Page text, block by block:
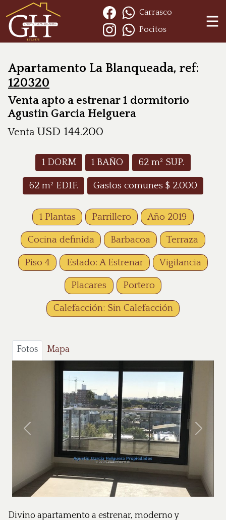
Carrasco
Pocitos
Apartamento La Blanqueada, ref:
120320
Venta apto a estrenar 1 dormitorio
Agustin Garcia Helguera
Venta USD 144.200
1DORM 1 BAÑO 62 m² SUP.
62m² EDIF. Gastos comunes $ 2.000
1 Plantas Parrillero Año 2019
Cocina definida Barbacoa Terraza
Piso 4 Estado: A Estrenar Vigilancia
Placares Portero
Calefacción: Sin Calefacción
Fotos Mapa
Anterior
Divino apartamento a estrenar, moderno y